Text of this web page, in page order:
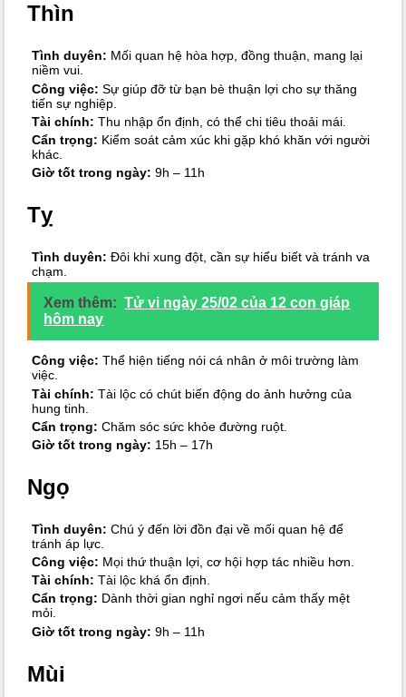
Thìn
Tình duyên: Mối quan hệ hòa hợp, đồng thuận, mang lại
niềm vui.
Công việc: Sự giúp đỡ từ bạn bè thuận lợi cho sự thăng
tiến sự nghiệp.
Tài chính: Thu nhập ổn định, có thể chi tiêu thoải mái.
Cẩn trọng: Kiểm soát cảm xúc khi gặp khó khăn với người
khác.
Giờ tốt trong ngày: 9h – 11h
Tỵ
Tình duyên: Đôi khi xung đột, cần sự hiểu biết và tránh va
chạm.
Xem thêm: Tử vi ngày 25/02 của 12 con giáp
hôm nay
Công việc: Thể hiện tiếng nói cá nhân ở môi trường làm
việc.
Tài chính: Tài lộc có chút biến động do ảnh hưởng của
hung tinh.
Cẩn trọng: Chăm sóc sức khỏe đường ruột.
Giờ tốt trong ngày: 15h – 17h
Ngọ
Tình duyên: Chú ý đến lời đồn đại về mối quan hệ để
tránh áp lực.
Công việc: Mọi thứ thuận lợi, cơ hội hợp tác nhiều hơn.
Tài chính: Tài lộc khá ổn định.
Cẩn trọng: Dành thời gian nghỉ ngơi nếu cảm thấy mệt
mỏi.
Giờ tốt trong ngày: 9h – 11h
Mùi